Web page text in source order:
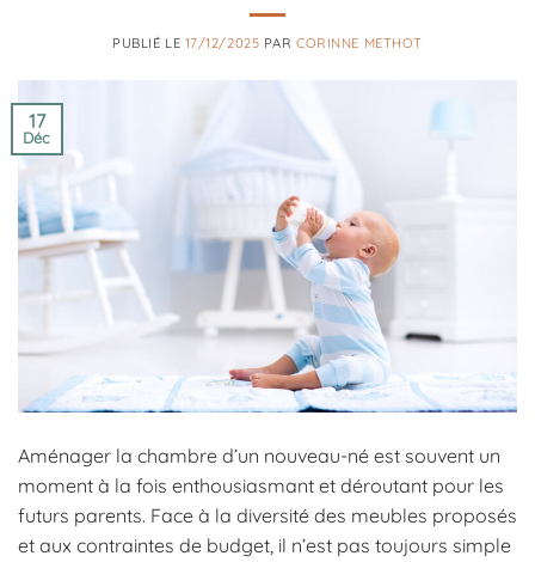
PUBLIÉ LE 17/12/2025 PARCORINNE METHOT
17
Déc
Aménager la chambre d’un nouveau-né est souvent un
moment à la fois enthousiasmant et déroutant pour les
futurs parents. Face à la diversité des meubles proposés
et aux contraintes de budget, il n’est pas toujours simple